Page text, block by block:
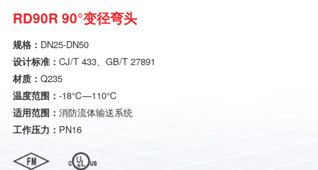
RD90R 90°变径弯头
规格： DN25-DN50
设计标准： CJ/T 433、GB/T 27891
材质： Q235
温度范围： -18℃—110℃
适用范围： 消防流体输送系统
工作压力： PN16